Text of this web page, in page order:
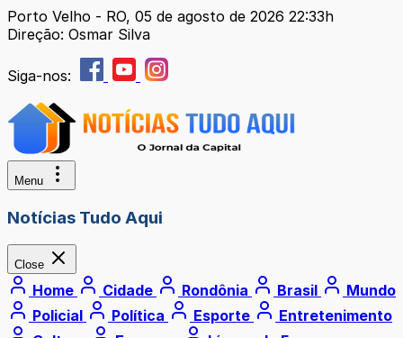
Porto Velho - RO, 05 de agosto de 2026 22:33h
Direção: Osmar Silva
Siga-nos:
Menu
Notícias Tudo Aqui
Close
Home Cidade Rondônia Brasil
Mundo
Policial
Política Esporte
Entretenimento